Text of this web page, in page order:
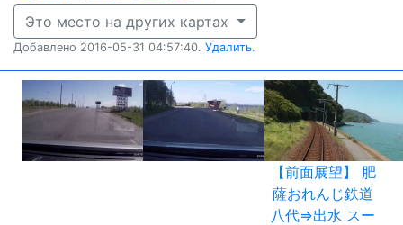
Это место на других картах
Добавлено 2016-05-31 04:57:40. Удалить.
【前面展望】 肥
薩おれんじ鉄道
八代⇒出水 スー